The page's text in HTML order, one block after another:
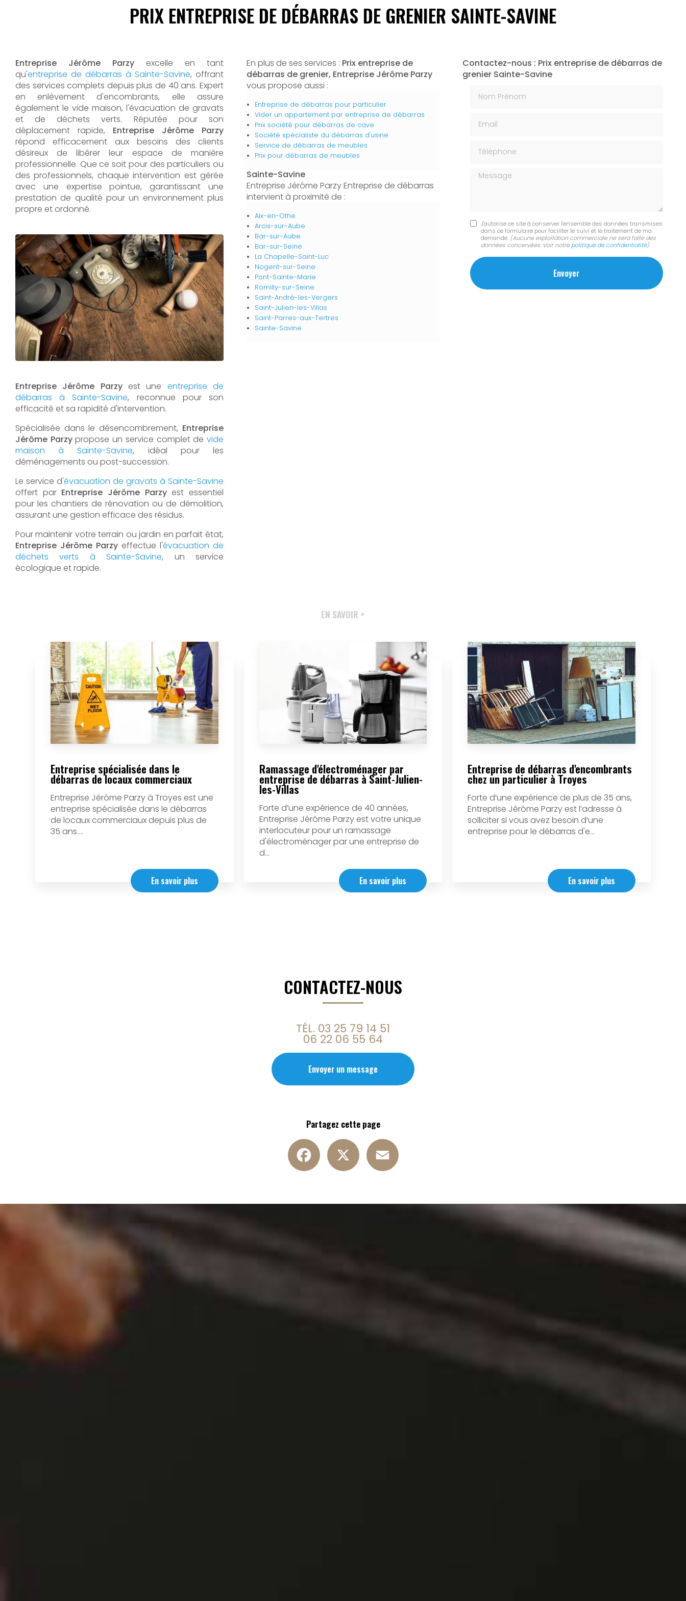
PRIX ENTREPRISE DE DÉBARRAS DE GRENIER SAINTE-SAVINE
Entreprise Jérôme Parzy excelle en tant
qu'entreprise de débarras à Sainte-Savine, offrant
des services complets depuis plus de 40 ans. Expert
en enlèvement d'encombrants, elle assure
également le vide maison, l'évacuation de gravats
et de déchets verts. Réputée pour son
déplacement rapide, Entreprise Jérôme Parzy
répond efficacement aux besoins des clients
désireux de libérer leur espace de manière
professionnelle. Que ce soit pour des particuliers ou
des professionnels, chaque intervention est gérée
avec une expertise pointue, garantissant une
prestation de qualité pour un environnement plus
propre et ordonné.
Entreprise Jérôme Parzyest une entreprise de
débarras à Sainte-Savine, reconnue pour son
efficacité et sa rapidité d'intervention.
Spécialisée dans le désencombrement, Entreprise
Jérôme Parzypropose un service complet de vide
maison à Sainte-Savine, idéal pour les
déménagements ou post-succession.
Le service d'évacuation de gravats à Sainte-Savine
offert par Entreprise Jérôme Parzyest essentiel
pour les chantiers de rénovation ou de démolition,
assurant une gestion efficace des résidus.
Pour maintenir votre terrain ou jardin en parfait état,
Entreprise Jérôme Parzy effectue l'évacuation de
déchets verts à Sainte-Savine, un service
écologique et rapide.
En plus de ses services : Prix entreprise de
débarras de grenier, Entreprise Jérôme Parzy
vous propose aussi :
Entreprise de débarras pour particulier
Vider un appartement par entreprise de débarras
Prix société pour débarras de cave
Société spécialiste du débarras d'usine
Service de débarras de meubles
Prix pour débarras de meubles
Sainte-Savine
Entreprise Jérôme Parzy Entreprise de débarras
intervient à proximité de :
Aix-en-Othe
Arcis-sur-Aube
Bar-sur-Aube
Bar-sur-Seine
La Chapelle-Saint-Luc
Nogent-sur-Seine
Pont-Sainte-Marie
Romilly-sur-Seine
Saint-André-les-Vergers
Saint-Julien-les-Villas
Saint-Parres-aux-Tertres
Sainte-Savine
Contactez-nous : Prix entreprise de débarras de
grenier Sainte-Savine
Message
J'autorise ce site à conserver l'ensemble des données transmises
dans ce formulaire pour faciliter le suivi et le traitement de ma
demande. (Aucune exploitation commerciale ne sera faite des
données concervées. Voir notre politique de confidentialité)
EN SAVOIR +
Entreprise spécialisée dans le
débarras de locaux commerciaux
Entreprise Jérôme Parzy à Troyes est une
entreprise spécialisée dans le débarras
de locaux commerciaux depuis plus de
35 ans....
En savoir plus
Ramassage d'électroménager par
entreprise de débarras à Saint-Julien-
les-Villas
Forte d’une expérience de 40 années,
Entreprise Jérôme Parzy est votre unique
interlocuteur pour un ramassage
d'électroménager par une entreprise de
d...
En savoir plus
Entreprise de débarras d'encombrants
chez un particulier à Troyes
Forte d’une expérience de plus de 35 ans,
Entreprise Jérôme Parzy est l’adresse à
solliciter si vous avez besoin d’une
entreprise pour le débarras d'e...
En savoir plus
CONTACTEZ-NOUS
TÉL. 03 25 79 14 51
06 22 06 55 64
Envoyer un message
Partagez cette page
Facebook